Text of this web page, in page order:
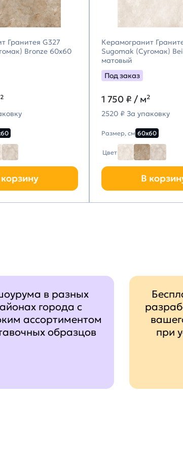
Гранитея G327
Bronze 60х60
Керамогранит
Sugomak (Сугомак)
матовый
Под заказ
1 750 ₽ / м²
2520 ₽ За упаковку
Размер, см 60х60
Цвет
В
в разных
города с
ассортиментом
образцов
при